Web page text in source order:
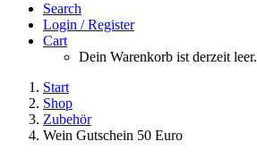
Search
Login / Register
Cart
Dein Warenkorb ist derzeit leer.
Start
Shop
Zubehör
Wein Gutschein 50 Euro